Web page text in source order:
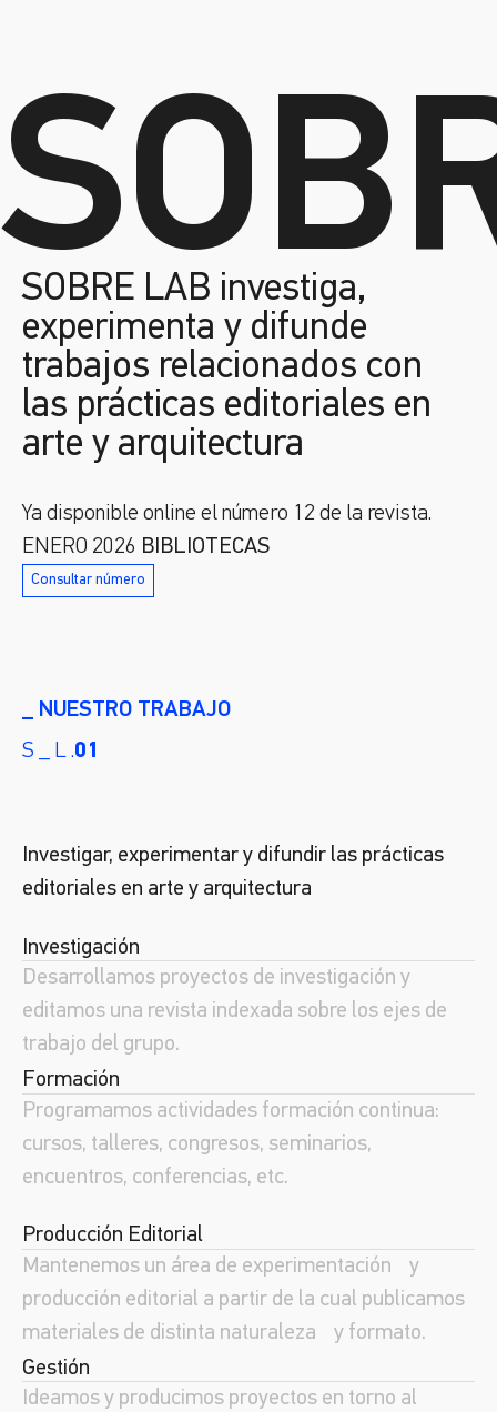
Ya disponible online el número 12 de la revista.
ENERO 2026 BIBLIOTECAS
Consultar número
SOBRE LAB investiga,
experimenta y difunde
trabajos relacionados con
las prácticas editoriales en
arte y arquitectura
_ NUESTRO TRABAJO
S _ L .01
Investigar, experimentar y difundir las prácticas
editoriales en arte y arquitectura
Investigación
Desarrollamos proyectos de investigación y
editamos una revista indexada sobre los ejes de
trabajo del grupo.
Formación
Programamos actividades formación continua:
cursos, talleres, congresos, seminarios,
encuentros, conferencias, etc.
Producción Editorial
Mantenemos un área de experimentación y
producción editorial a partir de la cual publicamos
materiales de distinta naturaleza y formato.
Gestión
Ideamos y producimos proyectos en torno al